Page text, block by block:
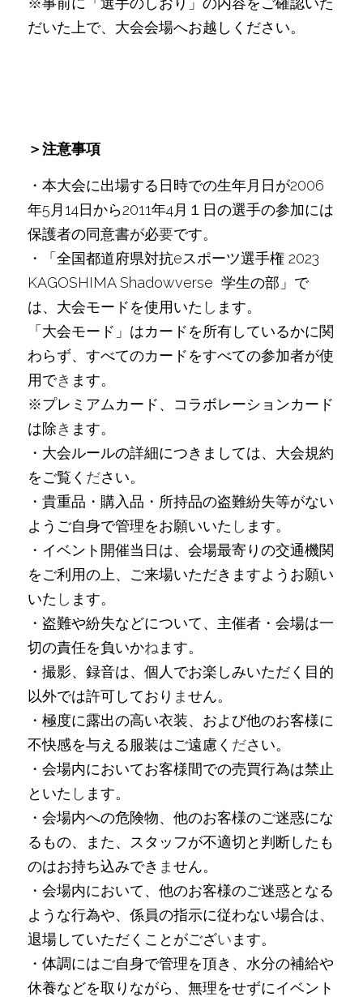
だいた上で、大会会場へお越しください。
＞注意事項
・本大会に出場する日時での生年月日が2006
年5月14日から2011年4月１日の選手の参加には
保護者の同意書が必要です。
・「全国都道府県対抗eスポーツ選手権 2023
KAGOSHIMA Shadowverse  学生の部」で
は、大会モードを使用いた し ます。
「大会モード」はカードを所有しているかに関
わらず、すべてのカードをすべての参加者が使
用でき ます。
※プレミアムカード、コラボレーションカード
は除き ます。
・大会ルールの詳細につきましては、大会規約
をご覧く ださい。
・貴重品・購入品・所持品の盗難紛失等がない
ようご自身で管理をお願いいた し ます。
・イベント開催当日は、会場最寄りの交通機関
をご利用の上、ご来場いただきますようお願い
いた し ます。
・盗難や紛失などについて、主催者・会場は一
切の責任を負いかね ます。
・撮影、録音は、個人でお楽しみいただく目的
以外では許可しており ません。
・極度に露出の高い衣装、および他のお客様に
不快感を与える服装はご遠慮く ださい。
・会場内においてお客様間での売買行為は禁止
といた し ます。
・会場内への危険物、他のお客様のご迷惑にな
るもの、また、スタッフが不適切と判断したも
のはお持ち込みでき ません。
・会場内において、他のお客様のご迷惑となる
ような行為や、係員の指示に従わない場合は、
退場していただくことがござい ます。
・体調にはご自身で管理を頂き、水分の補給や
休養などを取りながら、無理をせずにイベント